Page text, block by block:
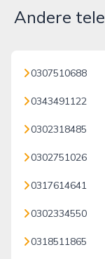
Andere
0307510688
0343491122
0302318485
0302751026
0317614641
0302334550
0318511865